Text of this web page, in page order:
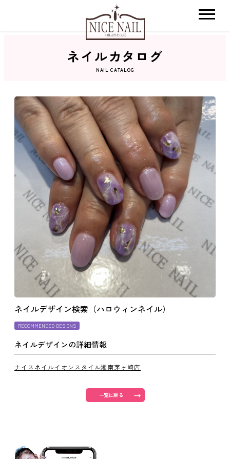
ネイルカタログ
おすすめクーポン
料金メニュー
コンセプト
よくあるご質問
ご利用の流れ
取り扱いカラー
ネイル用語
消費者志向自主宣言
採用情報
ネイルカタログ
NAIL CATALOG
ネイルデザイン検索（ハロウィンネイル）
RECOMMENDED DESIGNS
ネイルデザインの詳細情報
ナイスネイルイオンスタイル湘南茅ヶ崎店
一覧に戻る